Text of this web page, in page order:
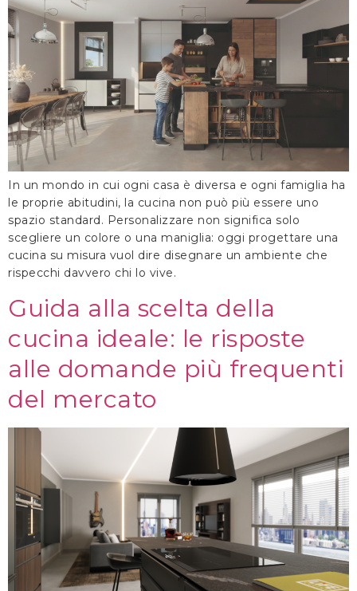
In un mondo in cui ogni casa è diversa e ogni famiglia ha
le proprie abitudini, la cucina non può più essere uno
spazio standard. Personalizzare non significa solo
scegliere un colore o una maniglia: oggi progettare una
cucina su misura vuol dire disegnare un ambiente che
rispecchi davvero chi lo vive.
Guida alla scelta della
cucina ideale: le risposte
alle domande più frequenti
del mercato